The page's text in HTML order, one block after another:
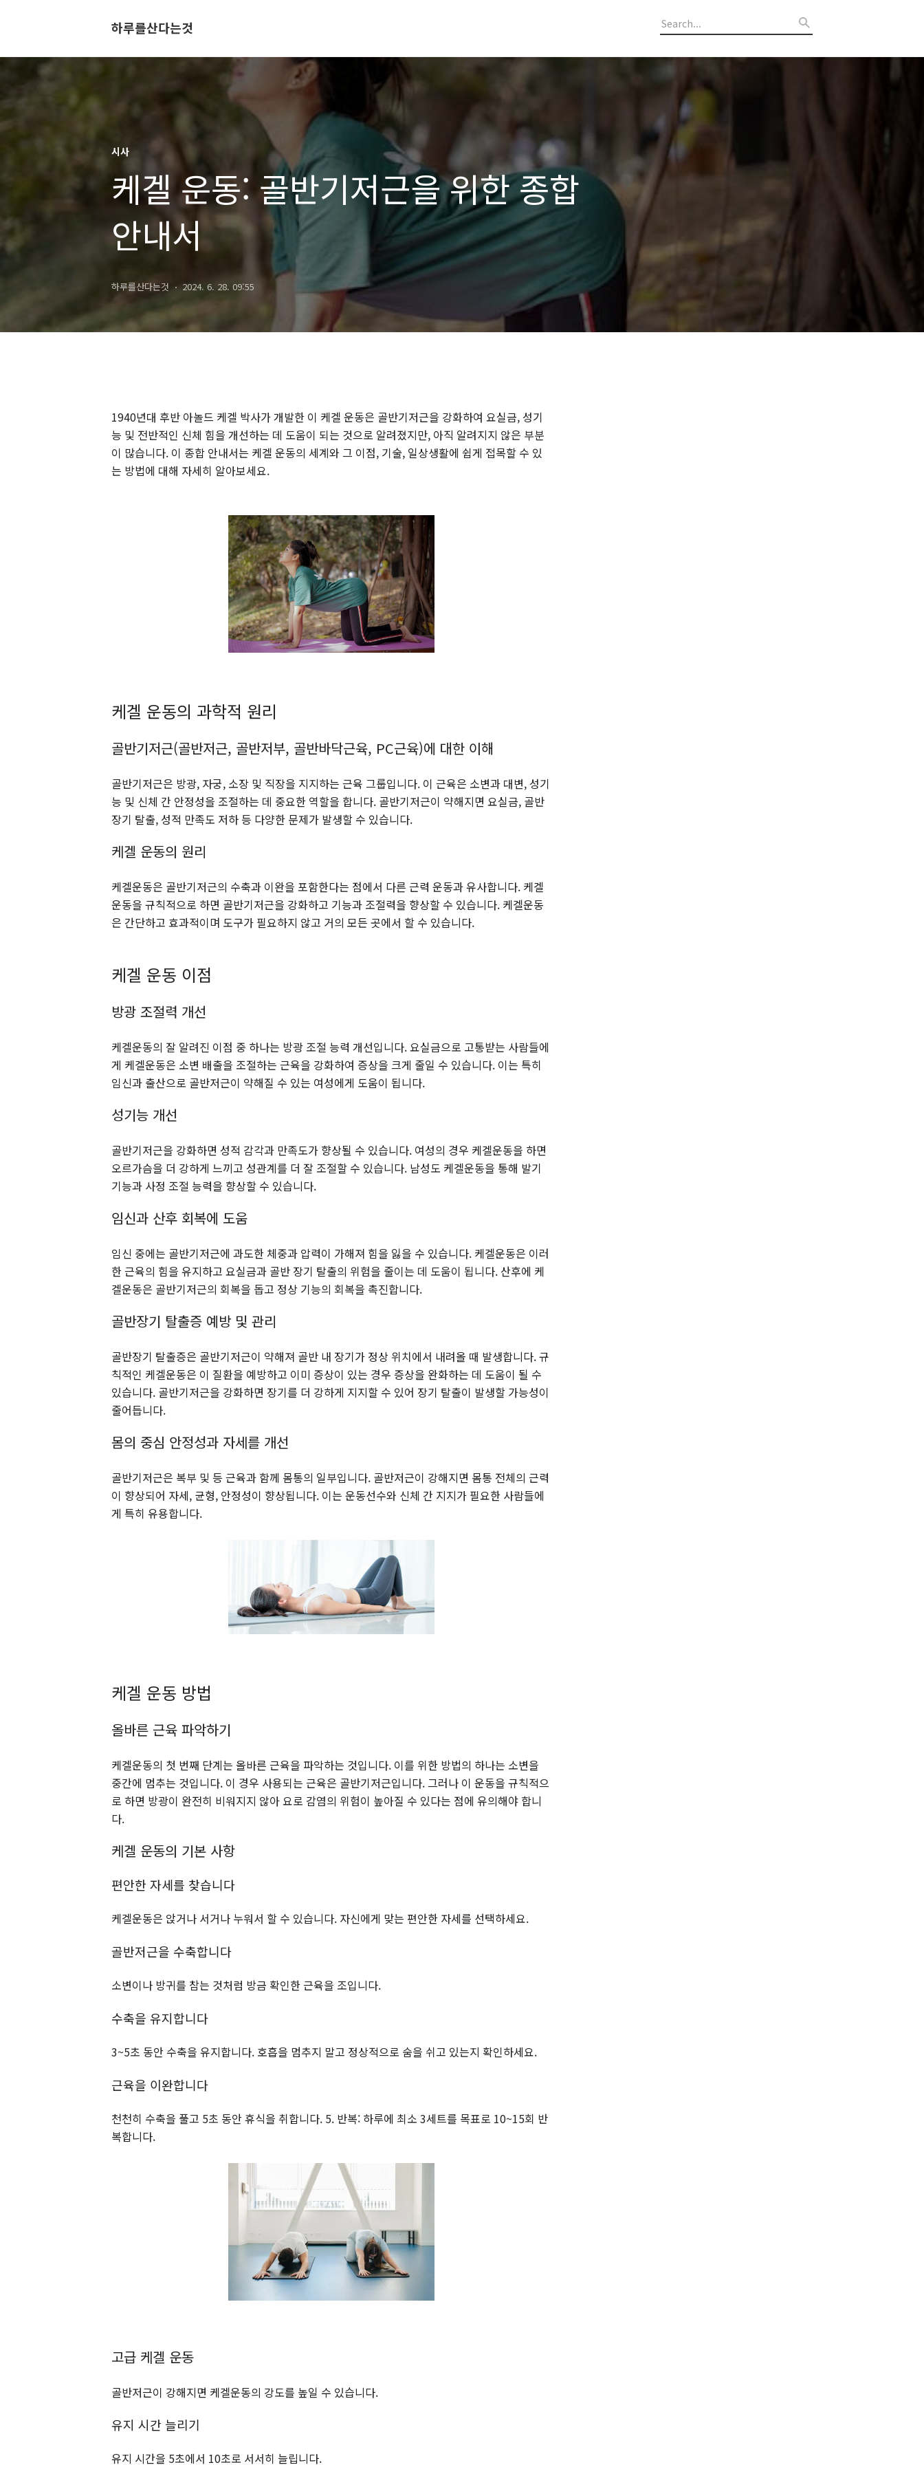
하루를산다는것
시사
케겔 운동: 골반기저근을 위한 종합
안내서
하루를산다는것 2024. 6. 28. 09:55
1940년대 후반 아놀드 케겔 박사가 개발한 이 케겔 운동은 골반기저근을 강화하여 요실금, 성기
능 및 전반적인 신체 힘을 개선하는 데 도움이 되는 것으로 알려졌지만, 아직 알려지지 않은 부분
이 많습니다. 이 종합 안내서는 케겔 운동의 세계와 그 이점, 기술, 일상생활에 쉽게 접목할 수 있
는 방법에 대해 자세히 알아보세요.
케겔 운동의 과학적 원리
골반기저근(골반저근, 골반저부, 골반바닥근육, PC근육)에 대한 이해
골반기저근은 방광, 자궁, 소장 및 직장을 지지하는 근육 그룹입니다. 이 근육은 소변과 대변, 성기
능 및 신체 간 안정성을 조절하는 데 중요한 역할을 합니다. 골반기저근이 약해지면 요실금, 골반
장기 탈출, 성적 만족도 저하 등 다양한 문제가 발생할 수 있습니다.
케겔 운동의 원리
케겔운동은 골반기저근의 수축과 이완을 포함한다는 점에서 다른 근력 운동과 유사합니다. 케겔
운동을 규칙적으로 하면 골반기저근을 강화하고 기능과 조절력을 향상할 수 있습니다. 케겔운동
은 간단하고 효과적이며 도구가 필요하지 않고 거의 모든 곳에서 할 수 있습니다.
케겔 운동 이점
방광 조절력 개선
케겔운동의 잘 알려진 이점 중 하나는 방광 조절 능력 개선입니다. 요실금으로 고통받는 사람들에
게 케겔운동은 소변 배출을 조절하는 근육을 강화하여 증상을 크게 줄일 수 있습니다. 이는 특히
임신과 출산으로 골반저근이 약해질 수 있는 여성에게 도움이 됩니다.
성기능 개선
골반기저근을 강화하면 성적 감각과 만족도가 향상될 수 있습니다. 여성의 경우 케겔운동을 하면
오르가슴을 더 강하게 느끼고 성관계를 더 잘 조절할 수 있습니다. 남성도 케겔운동을 통해 발기
기능과 사정 조절 능력을 향상할 수 있습니다.
임신과 산후 회복에 도움
임신 중에는 골반기저근에 과도한 체중과 압력이 가해져 힘을 잃을 수 있습니다. 케겔운동은 이러
한 근육의 힘을 유지하고 요실금과 골반 장기 탈출의 위험을 줄이는 데 도움이 됩니다. 산후에 케
겔운동은 골반기저근의 회복을 돕고 정상 기능의 회복을 촉진합니다.
골반장기 탈출증 예방 및 관리
골반장기 탈출증은 골반기저근이 약해져 골반 내 장기가 정상 위치에서 내려올 때 발생합니다. 규
칙적인 케겔운동은 이 질환을 예방하고 이미 증상이 있는 경우 증상을 완화하는 데 도움이 될 수
있습니다. 골반기저근을 강화하면 장기를 더 강하게 지지할 수 있어 장기 탈출이 발생할 가능성이
줄어듭니다.
몸의 중심 안정성과 자세를 개선
골반기저근은 복부 및 등 근육과 함께 몸통의 일부입니다. 골반저근이 강해지면 몸통 전체의 근력
이 향상되어 자세, 균형, 안정성이 향상됩니다. 이는 운동선수와 신체 간 지지가 필요한 사람들에
게 특히 유용합니다.
케겔 운동 방법
올바른 근육 파악하기
케겔운동의 첫 번째 단계는 올바른 근육을 파악하는 것입니다. 이를 위한 방법의 하나는 소변을
중간에 멈추는 것입니다. 이 경우 사용되는 근육은 골반기저근입니다. 그러나 이 운동을 규칙적으
로 하면 방광이 완전히 비워지지 않아 요로 감염의 위험이 높아질 수 있다는 점에 유의해야 합니
다.
케겔 운동의 기본 사항
편안한 자세를 찾습니다
케겔운동은 앉거나 서거나 누워서 할 수 있습니다. 자신에게 맞는 편안한 자세를 선택하세요.
골반저근을 수축합니다
소변이나 방귀를 참는 것처럼 방금 확인한 근육을 조입니다.
수축을 유지합니다
3~5초 동안 수축을 유지합니다. 호흡을 멈추지 말고 정상적으로 숨을 쉬고 있는지 확인하세요.
근육을 이완합니다
천천히 수축을 풀고 5초 동안 휴식을 취합니다. 5. 반복: 하루에 최소 3세트를 목표로 10~15회 반
복합니다.
고급 케겔 운동
골반저근이 강해지면 케겔운동의 강도를 높일 수 있습니다.
유지 시간 늘리기
유지 시간을 5초에서 10초로 서서히 늘립니다.